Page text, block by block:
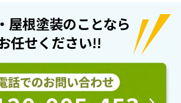
屋根塗装のことなら
任せください!!